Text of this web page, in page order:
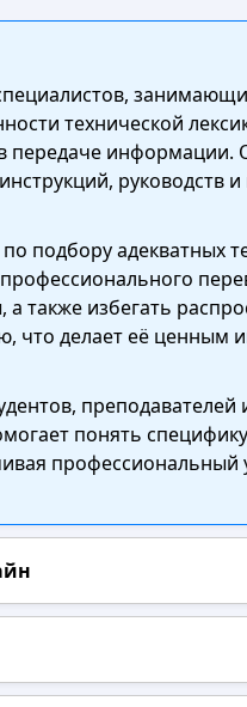
технической
передаче
руководств
подбору адекватных
также избегать
что делает её
преподавателей
понять